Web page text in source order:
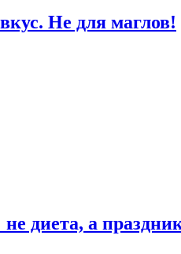
Не для маглов!
диета, а